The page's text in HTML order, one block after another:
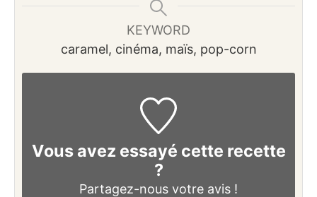
KEYWORD
caramel, cinéma, maïs, pop-corn
Vous avez essayé cette recette
?
Partagez-nous votre avis !